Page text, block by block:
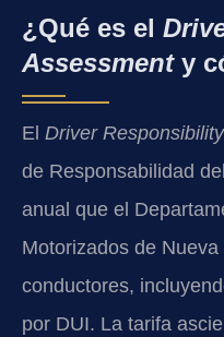
¿Qué es el
Assessmenty
El Driver
de Responsabilidad
anual que el
Motorizados de
conductores,
por DUI. La tarifa